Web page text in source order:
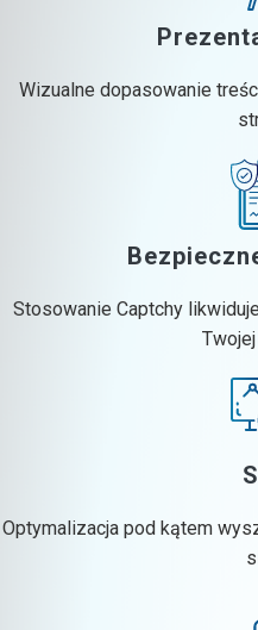
Wizualne dopasowanie
Stosowanie Captchy
Optymalizacja pod kątem